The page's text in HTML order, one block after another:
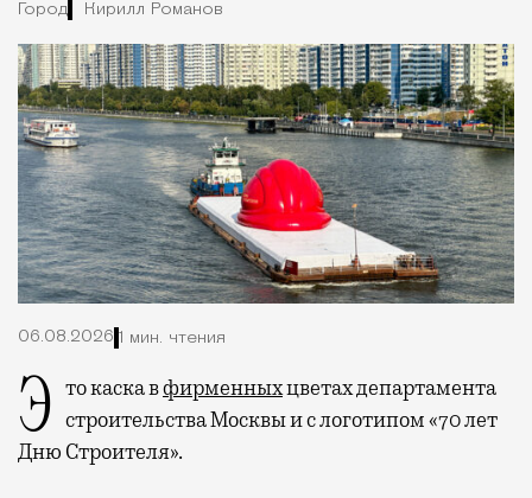
Город Кирилл Романов
06.08.2026 1 мин. чтения
Это каска вфирменныхцветах департамента
строительства Москвы и с логотипом «70 лет
Дню Строителя».